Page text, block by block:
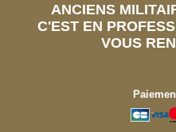
ANCIENS
C'EST EN
VOUS